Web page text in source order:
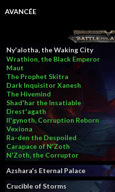
AVANCÉE
Ny'alotha, the Waking City
Wrathion, the Black Emperor
Maut
The Prophet Skitra
Dark Inquisitor Xanesh
The Hivemind
Shad'har the Insatiable
Drest'agath
Il'gynoth, Corruption Reborn
Vexiona
Ra-den the Despoiled
Carapace of N'Zoth
N'Zoth, the Corruptor
Azshara's Eternal Palace
Crucible of Storms